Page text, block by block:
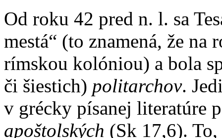
Od roku 42 pred n. l. sa
mestá“ (to znamená, že
rímskou kolóniou) a bola
či šiestich) politarchov.
v grécky písanej literatúre
apoštolských (Sk 17,6).